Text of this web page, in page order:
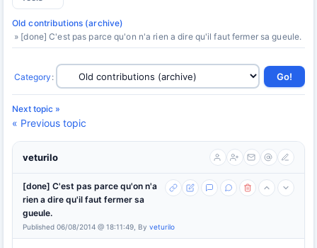
Old contributions (archive)
» [done] C'est pas parce qu'on n'a rien a dire qu'il faut fermer sa gueule.
Category :
Next topic »
« Previous topic
veturilo
[done] C'est pas parce qu'on n'a
rien a dire qu'il faut fermer sa
gueule.
Published 06/08/2014 @ 18:11:49, By veturilo